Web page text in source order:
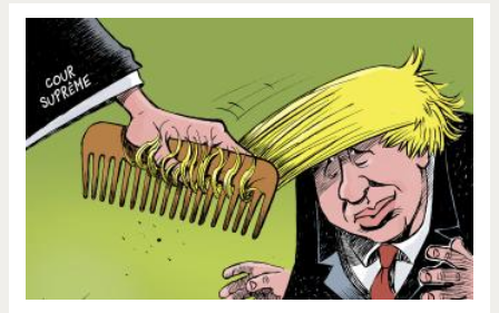
Chère énergie! Crise grecque
Cybermonde
Du printemps arabe à
l'hiver
Election présidentielle US Guerre en Syrie
Hopp Deutschland Israël - Palestine
L'Amérique et les armes L'Iran tremble
La Chine et nous
La Corée du Nord: guerre ou